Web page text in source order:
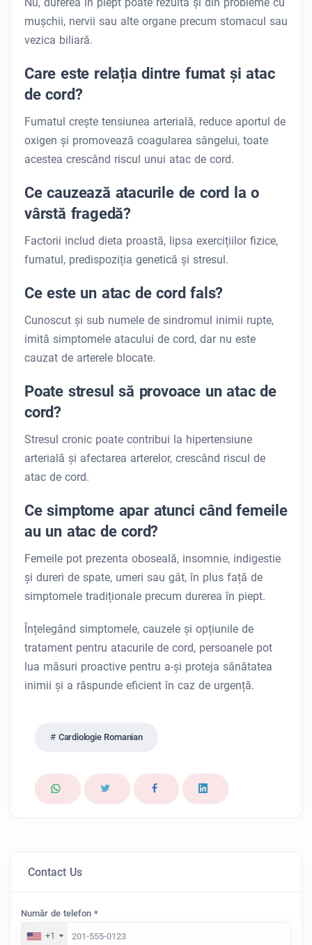
Nu, durerea în piept poate rezulta și din probleme cu
mușchii, nervii sau alte organe precum stomacul sau
vezica biliară.
Care este relația dintre fumat și atac
de cord?
Fumatul crește tensiunea arterială, reduce aportul de
oxigen și promovează coagularea sângelui, toate
acestea crescând riscul unui atac de cord.
Ce cauzează atacurile de cord la o
vârstă fragedă?
Factorii includ dieta proastă, lipsa exercițiilor fizice,
fumatul, predispoziția genetică și stresul.
Ce este un atac de cord fals?
Cunoscut și sub numele de sindromul inimii rupte,
imită simptomele atacului de cord, dar nu este
cauzat de arterele blocate.
Poate stresul să provoace un atac de
cord?
Stresul cronic poate contribui la hipertensiune
arterială și afectarea arterelor, crescând riscul de
atac de cord.
Ce simptome apar atunci când femeile
au un atac de cord?
Femeile pot prezenta oboseală, insomnie, indigestie
și dureri de spate, umeri sau gât, în plus față de
simptomele tradiționale precum durerea în piept.
Înțelegând simptomele, cauzele și opțiunile de
tratament pentru atacurile de cord, persoanele pot
lua măsuri proactive pentru a-și proteja sănătatea
inimii și a răspunde eficient în caz de urgență.
Cardiologie Romanian
Contact Us
Număr de telefon *
+1